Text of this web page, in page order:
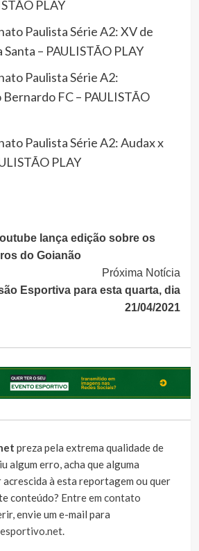
PLAY
Paulista Série A2: XV de
– PAULISTÃO PLAY
Paulista Série A2:
Bernardo FC – PAULISTÃO
Paulista Série A2: Audax x
PLAY
lança edição sobre os
do Goianão
Próxima Notícia
Esportiva para esta quarta, dia
21/04/2021
preza pela extrema qualidade de
algum erro, acha que alguma
à esta reportagem ou quer
conteúdo? Entre em contato
envie um e-mail para
.